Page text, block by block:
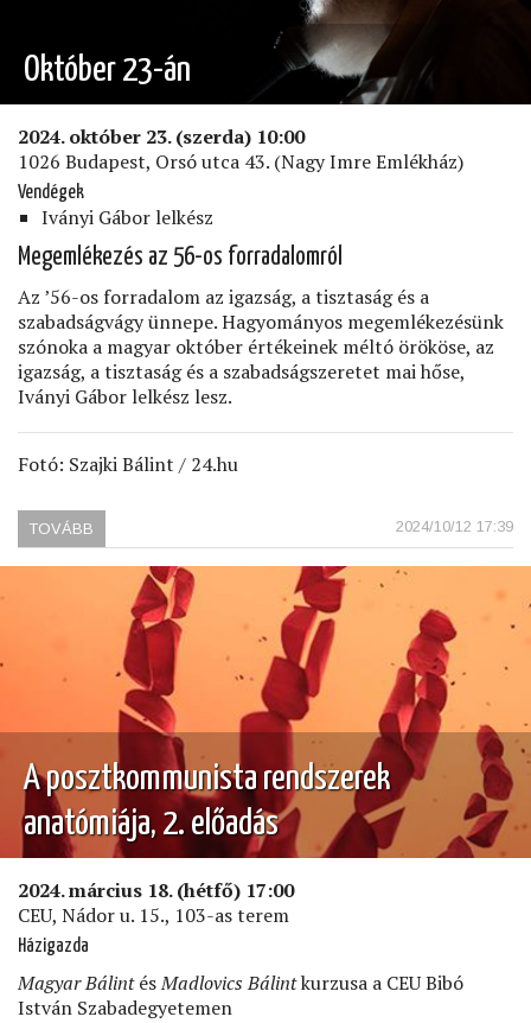
Október 23-án
2024. október 23. (szerda) 10:00
1026 Budapest, Orsó utca 43. (Nagy Imre Emlékház)
Vendégek
Iványi Gábor lelkész
Megemlékezés az 56-os forradalomról
Az ’56-os forradalom az igazság, a tisztaság és a
szabadságvágy ünnepe. Hagyományos megemlékezésünk
szónoka a magyar október értékeinek méltó örököse, az
igazság, a tisztaság és a szabadságszeretet mai hőse,
Iványi Gábor lelkész lesz.
Fotó: Szajki Bálint / 24.hu
2024/10/12 17:39
TOVÁBB
23-
ÁN)
A posztkommunista rendszerek
anatómiája, 2. előadás
2024. március 18. (hétfő) 17:00
CEU, Nádor u. 15., 103-as terem
Házigazda
Magyar BálintésMadlovics Bálintkurzusa a CEU Bibó
István Szabadegyetemen